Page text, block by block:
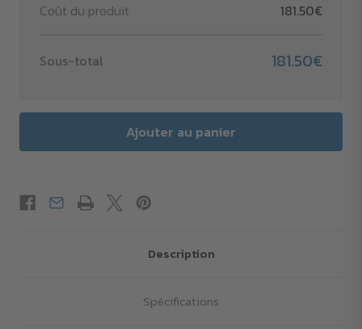
Coût du produit 181.50€
Sous-total 181.50€
Description
Spécifications